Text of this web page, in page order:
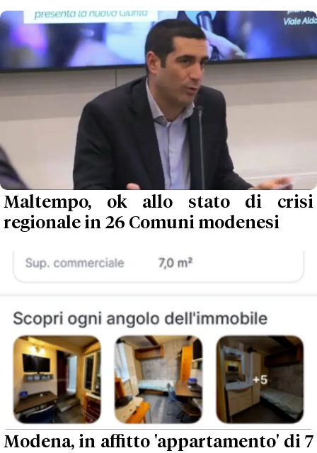
Maltempo, ok allo stato di crisi
regionale in 26 Comuni modenesi
Modena, in affitto 'appartamento' di 7